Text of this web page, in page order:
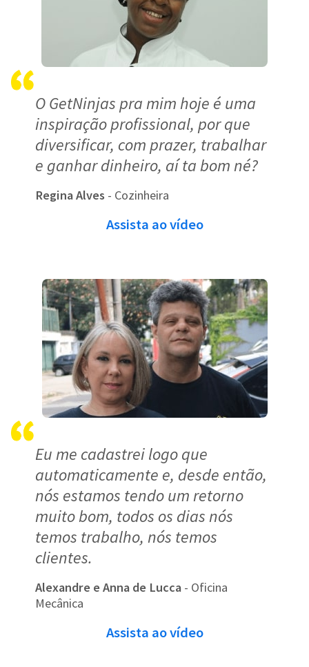
O GetNinjas pra mim hoje é uma
inspiração profissional, por que
diversificar, com prazer, trabalhar
e ganhar dinheiro, aí ta bom né?
Regina Alves - Cozinheira
Assista ao vídeo
Eu me cadastrei logo que
automaticamente e, desde então,
nós estamos tendo um retorno
muito bom, todos os dias nós
temos trabalho, nós temos
clientes.
Alexandre e Anna de Lucca - Oficina
Mecânica
Assista ao vídeo